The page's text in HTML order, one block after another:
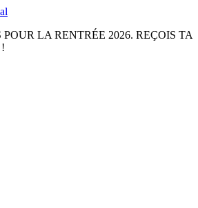
LA RENTRÉE 2026. REÇOIS TA